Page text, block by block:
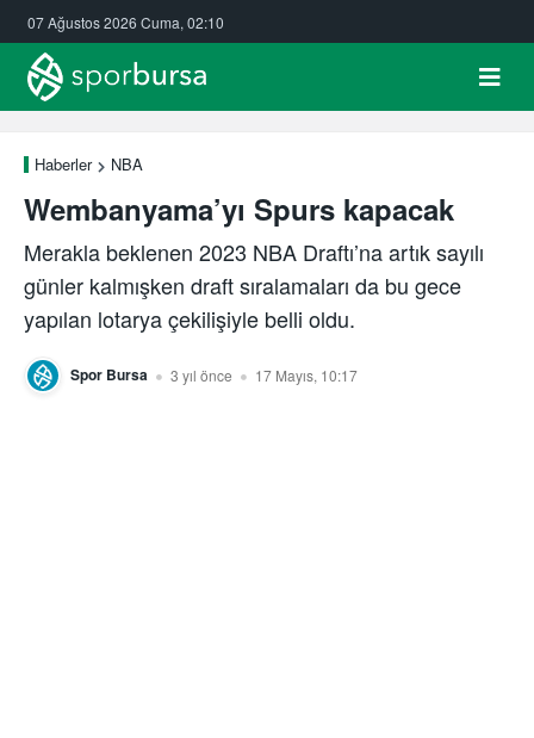
07 Ağustos 2026 Cuma, 02:10
Haberler NBA
Wembanyama’yı Spurs kapacak
Merakla beklenen 2023 NBA Draftı’na artık sayılı
günler kalmışken draft sıralamaları da bu gece
yapılan lotarya çekilişiyle belli oldu.
Spor Bursa 3 yıl önce 17 Mayıs, 10:17